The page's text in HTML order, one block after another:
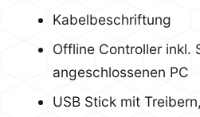
Kabelbeschriftung
Offline Controller inkl.
angeschlossenen PC
USB Stick mit